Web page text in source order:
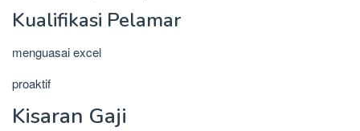
Kualifikasi Pelamar
menguasai excel
proaktif
Kisaran Gaji